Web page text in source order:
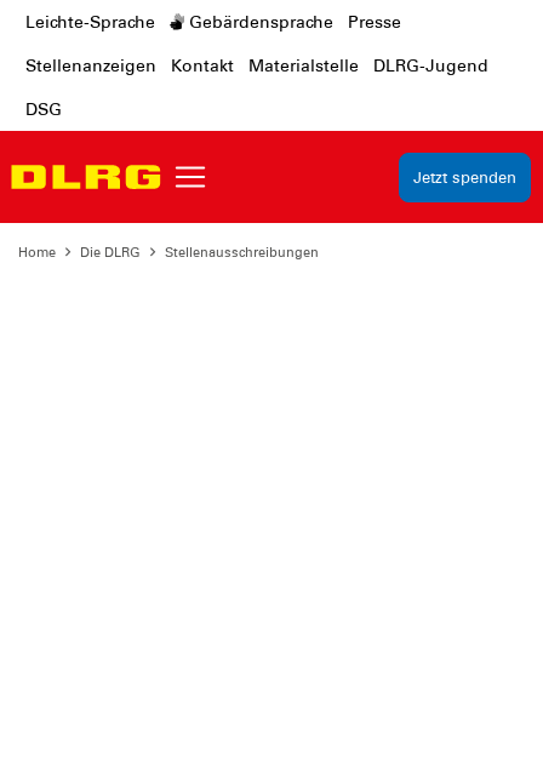
Leichte-Sprache Gebärdensprache Presse
Stellenanzeigen Kontakt Materialstelle DLRG-Jugend
DSG
Jetzt spenden
Home Die DLRG Stellenausschreibungen